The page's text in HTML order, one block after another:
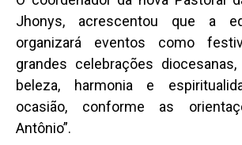
Jhonys, acrescentou que a
organizará eventos como
grandes celebrações diocesanas,
beleza, harmonia e
ocasião, conforme as
Antônio”.